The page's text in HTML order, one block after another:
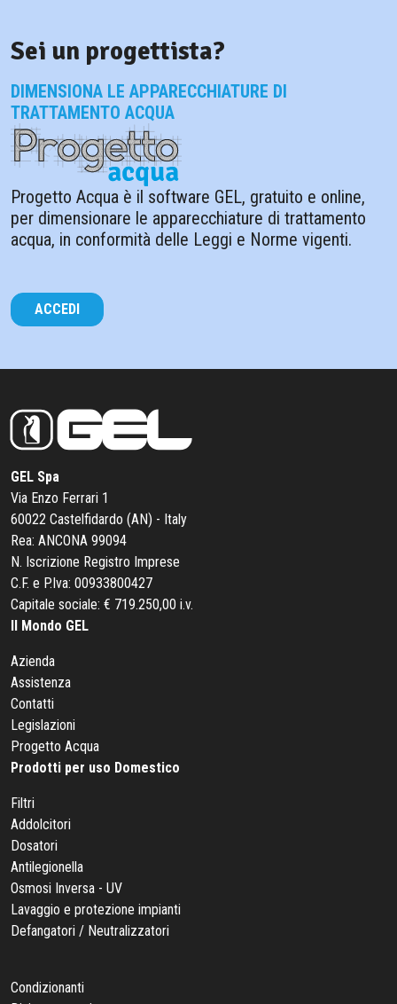
Sei un progettista?
DIMENSIONA LE APPARECCHIATURE DI
TRATTAMENTO ACQUA
Progetto Acqua è il software GEL, gratuito e online,
per dimensionare le apparecchiature di trattamento
acqua, in conformità delle Leggi e Norme vigenti.
ACCEDI
GEL Spa
Via Enzo Ferrari 1
60022 Castelfidardo (AN) - Italy
Rea: ANCONA 99094
N. Iscrizione Registro Imprese
C.F. e P.Iva: 00933800427
Capitale sociale: € 719.250,00 i.v.
Il Mondo GEL
Azienda
Assistenza
Contatti
Legislazioni
Progetto Acqua
Prodotti per uso Domestico
Filtri
Addolcitori
Dosatori
Antilegionella
Osmosi Inversa - UV
Lavaggio e protezione impianti
Defangatori / Neutralizzatori
Condizionanti